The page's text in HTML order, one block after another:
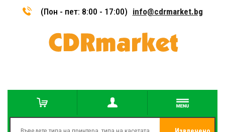
(Пон - пет: 8:00 - 17:00) info@cdrmarket.bg